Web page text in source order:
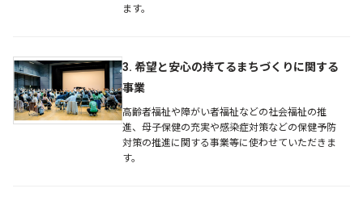
ます。
3. 希望と安心の持てるまちづくりに関する
事業
高齢者福祉や障がい者福祉などの社会福祉の推
進、母子保健の充実や感染症対策などの保健予防
対策の推進に関する事業等に使わせていただきま
す。